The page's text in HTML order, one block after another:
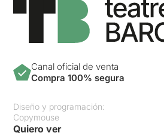
Canal oficial de venta
Compra 100% segura
Diseño y programación:
Copymouse
Quiero ver